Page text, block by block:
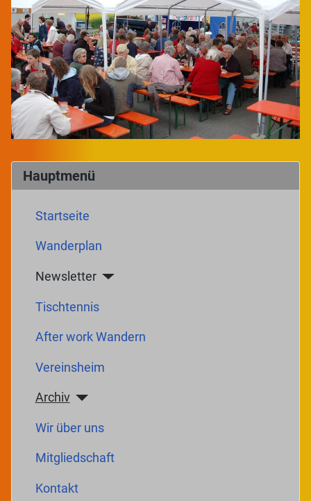
Hauptmenü
Startseite
Wanderplan
Newsletter
Tischtennis
After work Wandern
Vereinsheim
Archiv
Wir über uns
Mitgliedschaft
Kontakt